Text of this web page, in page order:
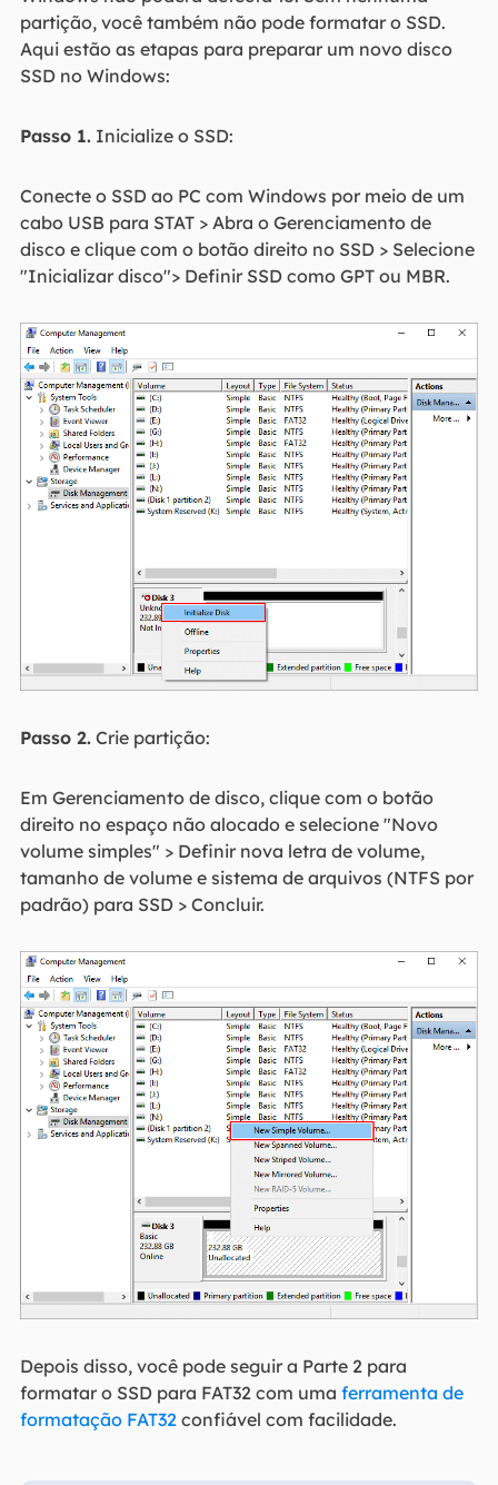
partição, você também não pode formatar o SSD.
Aqui estão as etapas para preparar um novo disco
SSD no Windows:
Passo 1.Inicialize o SSD:
Conecte o SSD ao PC com Windows por meio de um
cabo USB para STAT > Abra o Gerenciamento de
disco e clique com o botão direito no SSD > Selecione
"Inicializar disco"> Definir SSD como GPT ou MBR.
Passo 2.Crie partição:
Em Gerenciamento de disco, clique com o botão
direito no espaço não alocado e selecione "Novo
volume simples" > Definir nova letra de volume,
tamanho de volume e sistema de arquivos (NTFS por
padrão) para SSD > Concluir.
Depois disso, você pode seguir a Parte 2 para
formatar o SSD para FAT32 com uma ferramenta de
formatação FAT32confiável com facilidade.